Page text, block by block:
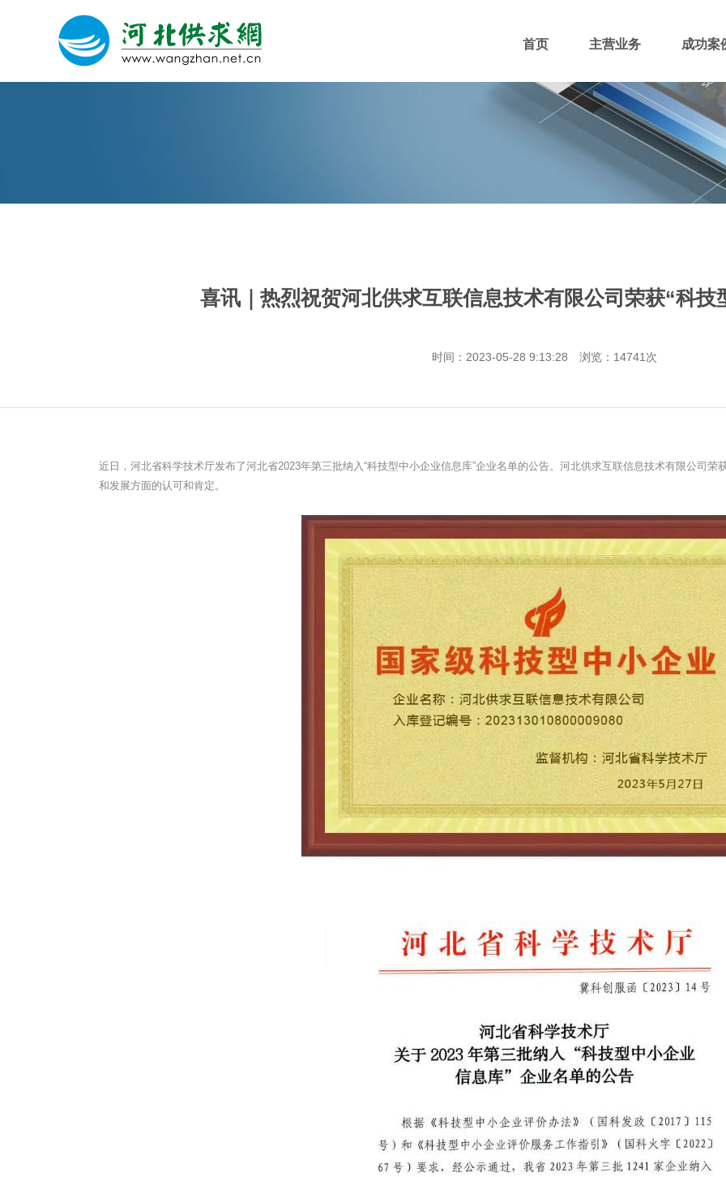
首页 主营业务 成功案
域名注册
喜讯｜热烈祝贺河北供求互联信息技术有限公司荣获“科技
时间：2023-05-28 9:13:28 浏览：14741次
近日，河北省科学技术厅发布了河北省2023年第三批纳入“科技型中小企业信息库”企业名单的公告。河北供求互联信息技术有限公司荣
和发展方面的认可和肯定。